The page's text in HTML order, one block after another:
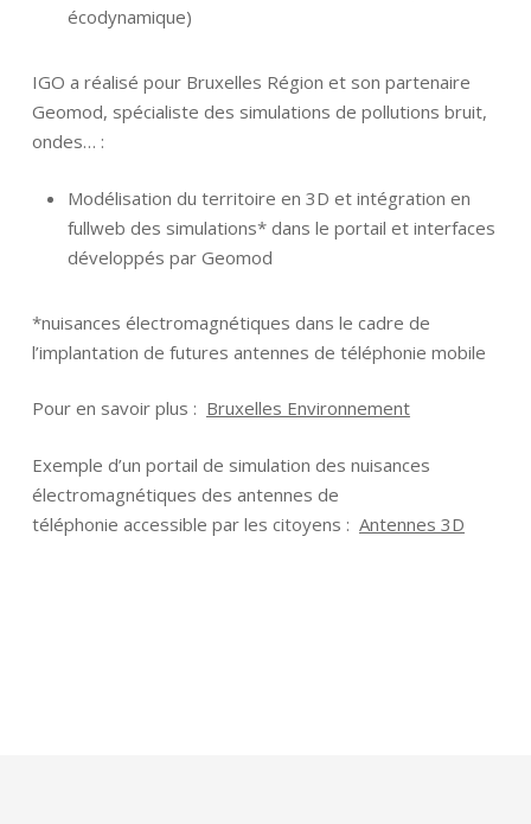
écodynamique)
IGO a réalisé pour Bruxelles Région et son partenaire
Geomod, spécialiste des simulations de pollutions bruit,
ondes… :
Modélisation du territoire en 3D et intégration en
fullweb des simulations* dans le portail et interfaces
développés par Geomod
*nuisances électromagnétiques dans le cadre de
l’implantation de futures antennes de téléphonie mobile
Pour en savoir plus : Bruxelles Environnement
Exemple d’un portail de simulation des nuisances
électromagnétiques des antennes de
téléphonie accessible par les citoyens : Antennes 3D